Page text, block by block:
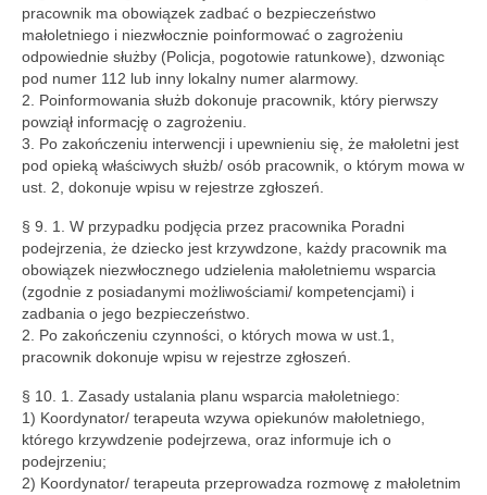
pracownik ma obowiązek zadbać o bezpieczeństwo
małoletniego i niezwłocznie poinformować o zagrożeniu
odpowiednie służby (Policja, pogotowie ratunkowe), dzwoniąc
pod numer 112 lub inny lokalny numer alarmowy.
2. Poinformowania służb dokonuje pracownik, który pierwszy
powziął informację o zagrożeniu.
3. Po zakończeniu interwencji i upewnieniu się, że małoletni jest
pod opieką właściwych służb/ osób pracownik, o którym mowa w
ust. 2, dokonuje wpisu w rejestrze zgłoszeń.
§ 9. 1. W przypadku podjęcia przez pracownika Poradni
podejrzenia, że dziecko jest krzywdzone, każdy pracownik ma
obowiązek niezwłocznego udzielenia małoletniemu wsparcia
(zgodnie z posiadanymi możliwościami/ kompetencjami) i
zadbania o jego bezpieczeństwo.
2. Po zakończeniu czynności, o których mowa w ust.1,
pracownik dokonuje wpisu w rejestrze zgłoszeń.
§ 10. 1. Zasady ustalania planu wsparcia małoletniego:
1) Koordynator/ terapeuta wzywa opiekunów małoletniego,
którego krzywdzenie podejrzewa, oraz informuje ich o
podejrzeniu;
2) Koordynator/ terapeuta przeprowadza rozmowę z małoletnim